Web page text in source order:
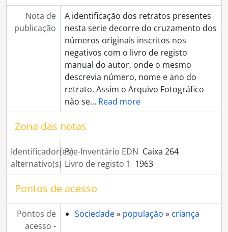
[Série] Restaurante e Café Diana
[Série] Fábrica de cortiça de Artur Ferreira
[Série] Fábrica do Fomento Eborense
[Série] Central de camionetas
[Série] Stand Eborense Lda.
[Série] Stand da Citroen
[Série] Babel Automobilista
[Série] Adubos Sapec
[Série] Stand oficina "A Comercial de Évora"
[Série] Instalações da Câmara Municipal de Évora
[Série] Sociedade Harmonia Eborense
[Série] Salão Central Eborense
[Série] Firma de António Capucho Lda.
[Série] Loja e oficina de Archiminio Caeiro
[Série] Consultório do Dr. Manoel José Lourenço
[Série] Colégio D. Nuno Álvares Pereira
[Série] Café Camões
[Série] Escola do Magistério Primário
Nota de
publicação
A identificação dos retratos presentes
nesta serie decorre do cruzamento dos
números originais inscritos nos
negativos com o livro de registo
manual do autor, onde o mesmo
descrevia número, nome e ano do
retrato. Assim o Arquivo Fotográfico
não se… Read more
Zona das notas
Identificador(es)
alternativo(s)
Pre-Inventário EDN Caixa 264
Livro de registo 1 1963
Pontos de acesso
Pontos de
acesso -
Sociedade» população » criança